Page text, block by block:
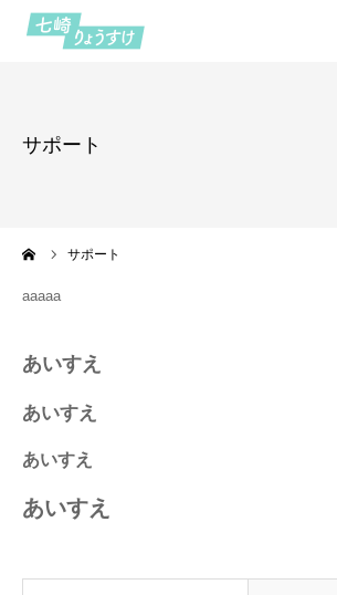
サポート
サポート
aaaaa
あいすえ
あいすえ
あいすえ
あいすえ
プロフィール
お問い合わせ